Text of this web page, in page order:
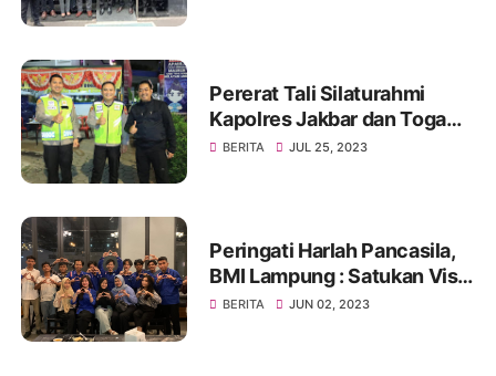
Pererat Tali Silaturahmi
Kapolres Jakbar dan Toga
Serta Tomas, Ini Kata Tokoh
BERITA JUL 25, 2023
Peringati Harlah Pancasila,
BMI Lampung : Satukan Visi,
Merajut Persatuan
BERITA JUN 02, 2023